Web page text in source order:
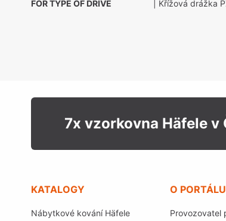
FOR TYPE OF DRIVE | Křížová drážka
7x vzorkovna Häfele v
KATALOGY
Nábytkové kování Häfele
O PORTÁLU
Provozovatel